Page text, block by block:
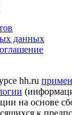
данных
hh.ru
на основе
к